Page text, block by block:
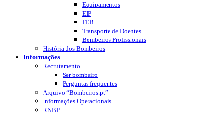
Equipamentos
EIP
FEB
Transporte de Doentes
Bombeiros Profissionais
História dos Bombeiros
Informações
Recrutamento
Ser bombeiro
Perguntas frequentes
Arquivo “Bombeiros.pt”
Informações Operacionais
RNBP